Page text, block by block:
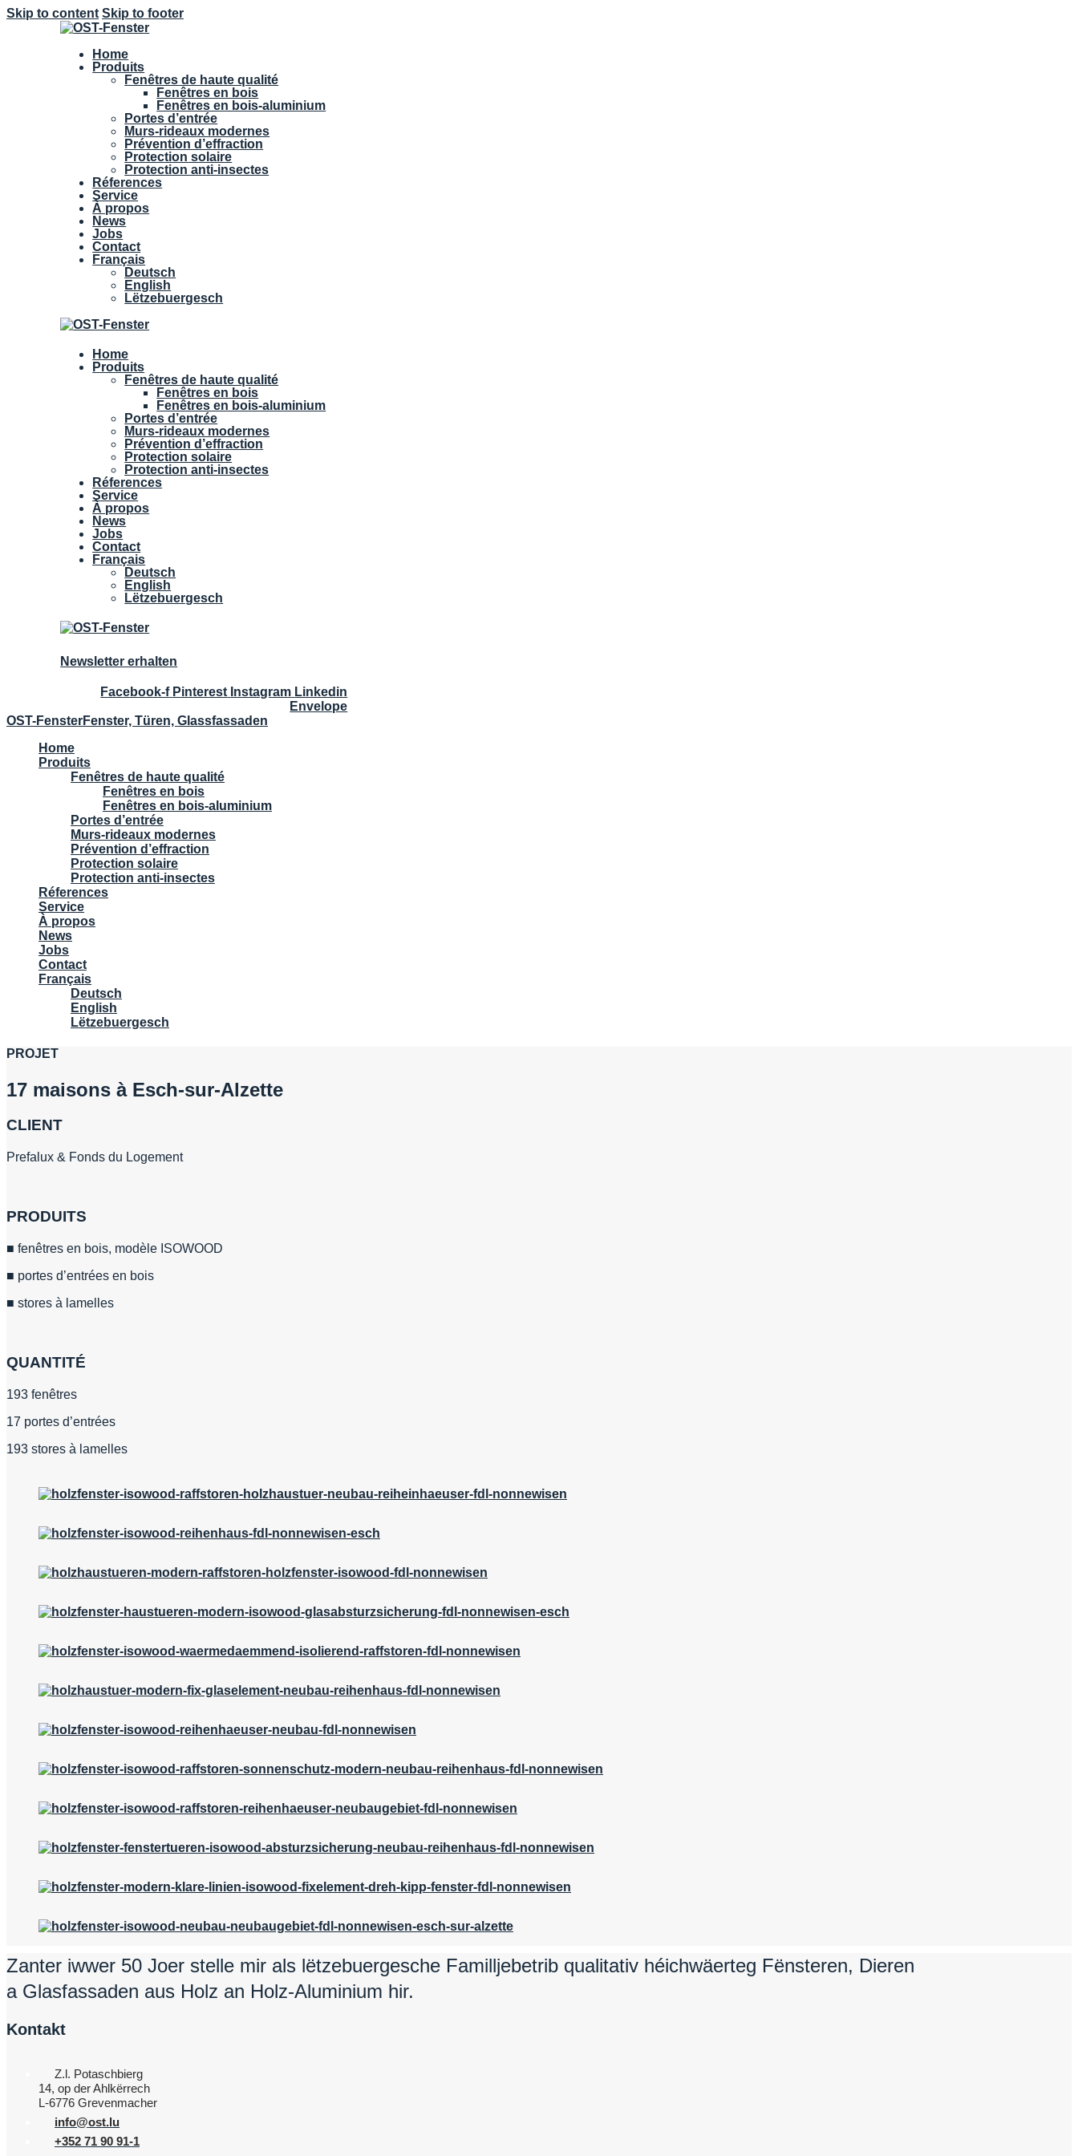
Skip to content Skip to footer
Home
Produits
Fenêtres de haute qualité
Fenêtres en bois
Fenêtres en bois-aluminium
Portes d’entrée
Murs-rideaux modernes
Prévention d’effraction
Protection solaire
Protection anti-insectes
Réferences
Service
À propos
News
Jobs
Contact
Français
Deutsch
English
Lëtzebuergesch
Home
Produits
Fenêtres de haute qualité
Fenêtres en bois
Fenêtres en bois-aluminium
Portes d’entrée
Murs-rideaux modernes
Prévention d’effraction
Protection solaire
Protection anti-insectes
Réferences
Service
À propos
News
Jobs
Contact
Français
Deutsch
English
Lëtzebuergesch
Newsletter erhalten
Facebook-f Pinterest Instagram Linkedin
Envelope
OST-FensterFenster, Türen, Glassfassaden
Home
Produits
Fenêtres de haute qualité
Fenêtres en bois
Fenêtres en bois-aluminium
Portes d’entrée
Murs-rideaux modernes
Prévention d’effraction
Protection solaire
Protection anti-insectes
Réferences
Service
À propos
News
Jobs
Contact
Français
Deutsch
English
Lëtzebuergesch
PROJET
17 maisons à Esch-sur-Alzette
CLIENT
Prefalux & Fonds du Logement
PRODUITS
■ fenêtres en bois, modèle ISOWOOD
■ portes d’entrées en bois
■ stores à lamelles
QUANTITÉ
193 fenêtres
17 portes d’entrées
193 stores à lamelles
Zanter iwwer 50 Joer stelle mir als lëtzebuergesche Familljebetrib qualitativ héichwäerteg Fënsteren, Dieren
a Glasfassaden aus Holz an Holz-Aluminium hir.
Kontakt
Z.l. Potaschbierg
14, op der Ahlkërrech
L-6776 Grevenmacher
info@ost.lu
+352 71 90 91-1